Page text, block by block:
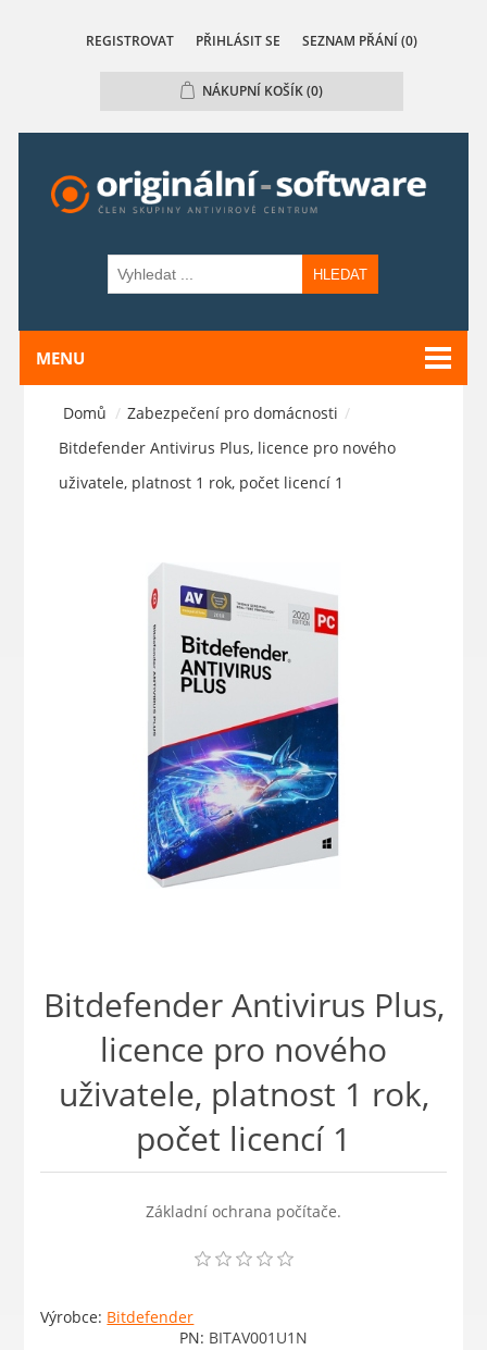
REGISTROVAT PŘIHLÁSIT SE SEZNAM PŘÁNÍ (0)
NÁKUPNÍ KOŠÍK(0)
HLEDAT
MENU
Domů / Zabezpečení pro domácnosti /
Bitdefender Antivirus Plus, licence pro nového
uživatele, platnost 1 rok, počet licencí 1
Bitdefender Antivirus Plus,
licence pro nového
uživatele, platnost 1 rok,
počet licencí 1
Základní ochrana počítače.
Výrobce: Bitdefender
PN: BITAV001U1N